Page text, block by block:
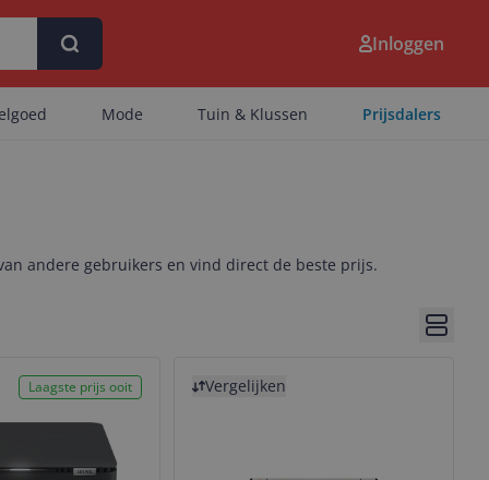
Inloggen
Mode Tuin & Klussen Prijsdalers
andere gebruikers en vind direct de beste prijs.
Laagste prijs ooit Vergelijken